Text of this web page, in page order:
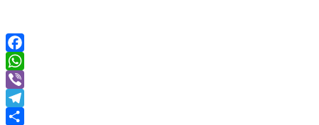
Facebook
WhatsApp
Viber
Telegram